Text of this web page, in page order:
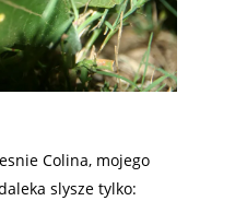
Colina, mojego
slysze tylko: